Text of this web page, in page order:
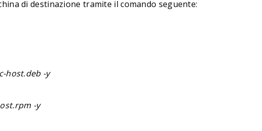
di destinazione tramite il comando seguente:
host.deb -y
-y